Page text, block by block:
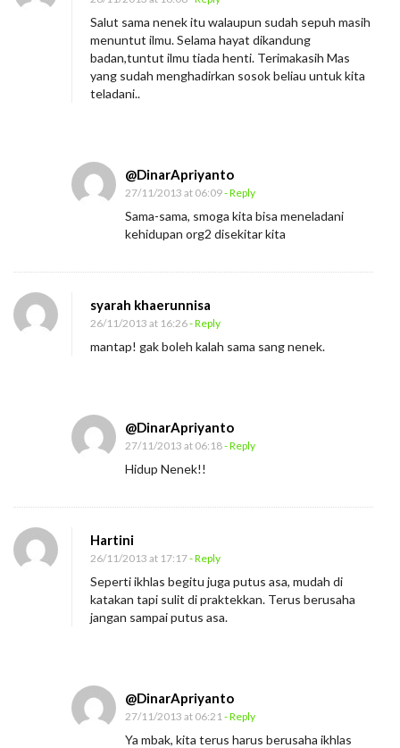
Salut sama nenek itu walaupun sudah sepuh masih
menuntut ilmu. Selama hayat dikandung
badan,tuntut ilmu tiada henti. Terimakasih Mas
yang sudah menghadirkan sosok beliau untuk kita
teladani..
@DinarApriyanto
27/11/2013 at 06:09- Reply
Sama-sama, smoga kita bisa meneladani
kehidupan org2 disekitar kita
syarah khaerunnisa
26/11/2013 at 16:26- Reply
mantap! gak boleh kalah sama sang nenek.
@DinarApriyanto
27/11/2013 at 06:18- Reply
Hidup Nenek!!
Hartini
26/11/2013 at 17:17- Reply
Seperti ikhlas begitu juga putus asa, mudah di
katakan tapi sulit di praktekkan. Terus berusaha
jangan sampai putus asa.
@DinarApriyanto
27/11/2013 at 06:21 - Reply
Ya mbak, kita terus harus berusaha ikhlas